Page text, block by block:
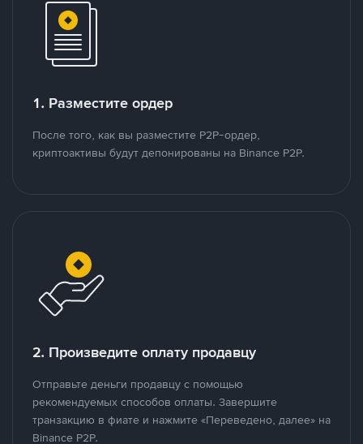
1. Разместите ордер
После того, как вы разместите P2P-ордер,
криптоактивы будут депонированы на Binance P2P.
2. Произведите оплату продавцу
Отправьте деньги продавцу с помощью
рекомендуемых способов оплаты. Завершите
транзакцию в фиате и нажмите «Переведено, далее» на
Binance P2P.